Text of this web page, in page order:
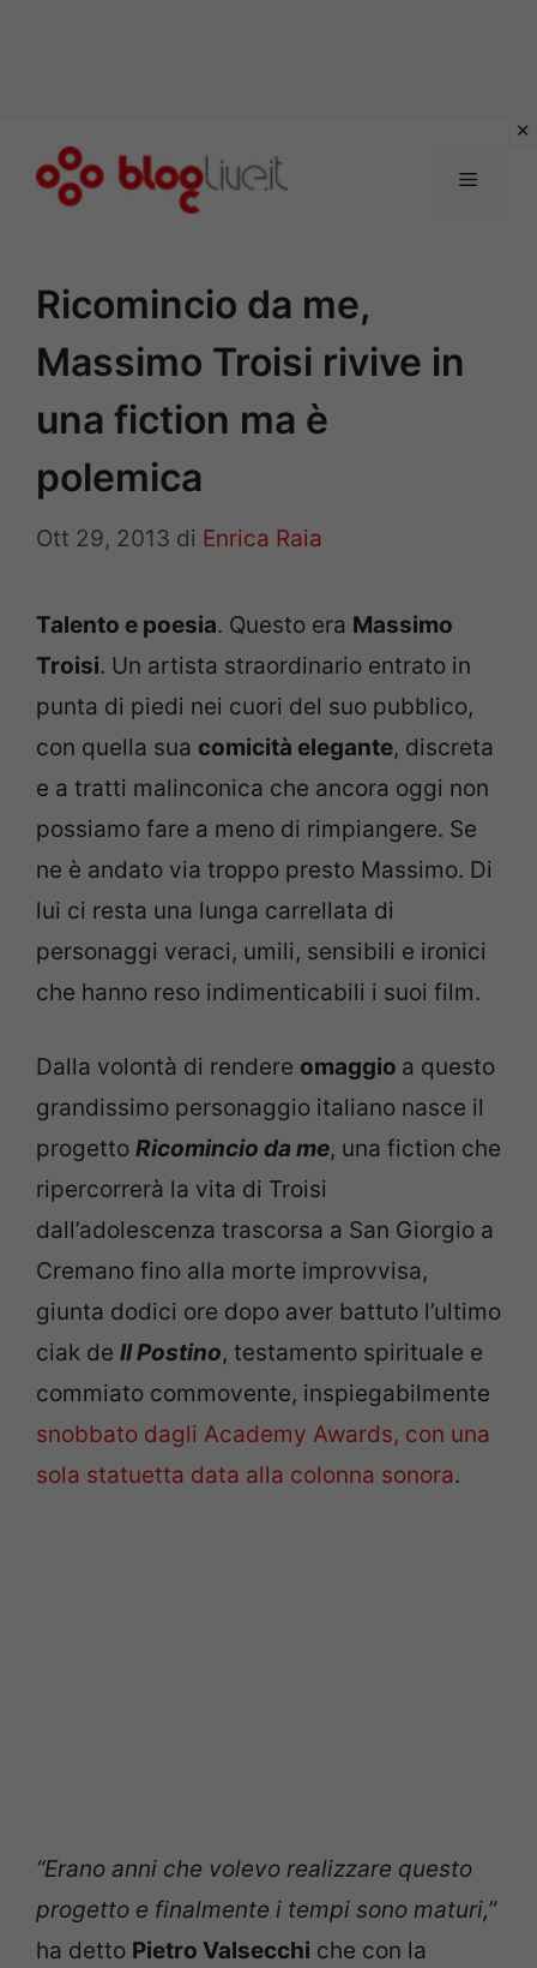
Menu
Ricomincio da me,
Massimo Troisi rivive in
una fiction ma è
polemica
Ott 29, 2013 di Enrica Raia
Talento e poesia. Questo era Massimo
Troisi. Un artista straordinario entrato in
punta di piedi nei cuori del suo pubblico,
con quella sua comicità elegante, discreta
e a tratti malinconica che ancora oggi non
possiamo fare a meno di rimpiangere. Se
ne è andato via troppo presto Massimo. Di
lui ci resta una lunga carrellata di
personaggi veraci, umili, sensibili e ironici
che hanno reso indimenticabili i suoi film.
Dalla volontà di rendere omaggio a questo
grandissimo personaggio italiano nasce il
progetto Ricomincio da me, una fiction che
ripercorrerà la vita di Troisi
dall’adolescenza trascorsa a San Giorgio a
Cremano fino alla morte improvvisa,
giunta dodici ore dopo aver battuto l’ultimo
ciak de Il Postino, testamento spirituale e
commiato commovente, inspiegabilmente
snobbato dagli Academy Awards, con una
sola statuetta data alla colonna sonora.
“Erano anni che volevo realizzare questo
progetto e finalmente i tempi sono maturi,”
ha detto Pietro Valsecchi che con la